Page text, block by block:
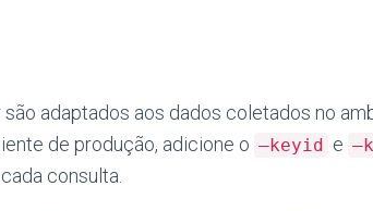
são adaptados aos dados coletados no
de produção, adicione o –keyid e
consulta.